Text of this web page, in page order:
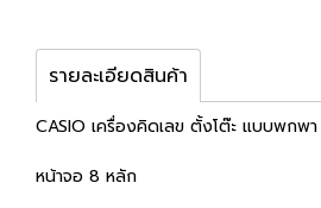
รายละเอียดสินค้า
CASIO เครื่องคิดเลข ตั้งโต๊ะ แบบพกพา
หน้าจอ 8 หลัก